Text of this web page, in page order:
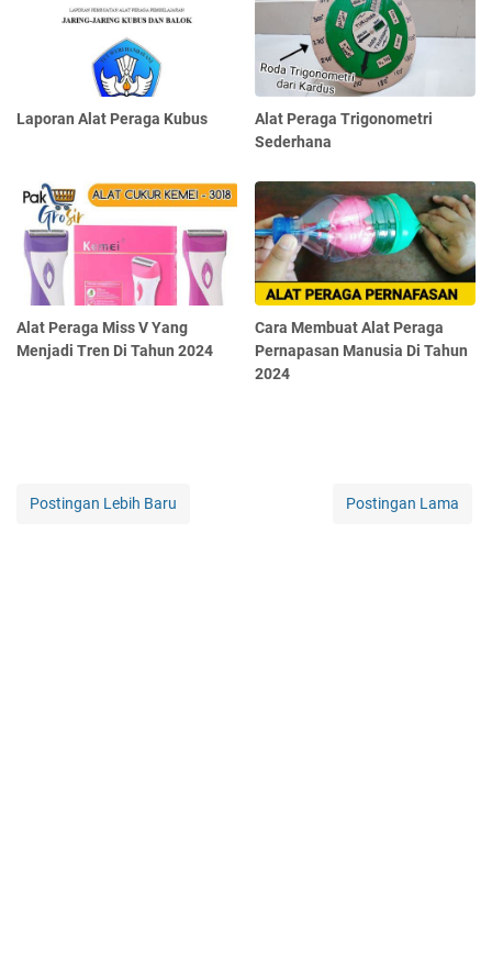
Laporan Alat Peraga Kubus
Alat Peraga Trigonometri
Sederhana
Alat Peraga Miss V Yang
Menjadi Tren Di Tahun 2024
Cara Membuat Alat Peraga
Pernapasan Manusia Di Tahun
2024
Postingan Lebih Baru Postingan Lama